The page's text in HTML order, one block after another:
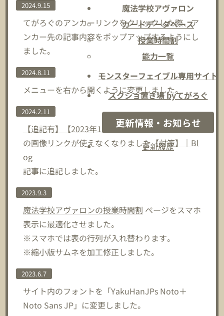
魔法学校アヴァロン
カードデータベース
授業時間割
能力一覧
モンスターフェイブル専用サイト
スクショ置き場 byてがろぐ
更新情報・お知らせ
更新履歴
2024.9.15
てがろぐのアンカーリンクをクリックした際、ア
ンカー先の記事内容をポップアップするようにし
ました。
2024.8.11
メニューを右から開くように変更しました。
2024.2.11
【追記有】【2023年12月】Amazonアソシエイト
の画像リンクが使えなくなりました【対策】｜Bl
og
記事に追記しました。
2023.9.3
魔法学校アヴァロンの授業時間割 ページをスマホ
表示に最適化させました。
※スマホでは表の行列が入れ替わります。
※縮小版サムネを加工修正しました。
2023.6.7
サイト内のフォントを「YakuHanJPs Noto＋
Noto Sans JP」に変更しました。